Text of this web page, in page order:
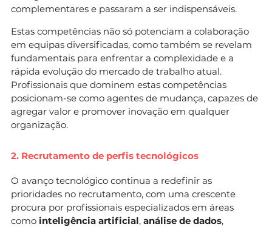
complementares e passaram a ser indispensáveis.
Estas competências não só potenciam a colaboração
em equipas diversificadas, como também se revelam
fundamentais para enfrentar a complexidade e a
rápida evolução do mercado de trabalho atual.
Profissionais que dominem estas competências
posicionam-se como agentes de mudança, capazes de
agregar valor e promover inovação em qualquer
organização.
2. Recrutamento de perfis tecnológicos
O avanço tecnológico continua a redefinir as
prioridades no recrutamento, com uma crescente
procura por profissionais especializados em áreas
como inteligência artificial, análise de dados,